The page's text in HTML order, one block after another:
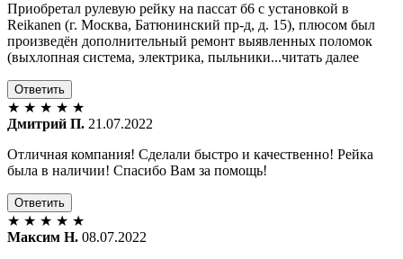
Приобретал рулевую рейку на пассат б6 с установкой в
Reikanen (г. Москва, Батюнинский пр-д, д. 15), плюсом был
произведён дополнительный ремонт выявленных поломок
(выхлопная система, электрика, пыльники...читать далее
Ответить
★ ★ ★ ★ ★
Дмитрий П. 21.07.2022
Отличная компания! Сделали быстро и качественно! Рейка
была в наличии! Спасибо Вам за помощь!
Ответить
★ ★ ★ ★ ★
Максим Н. 08.07.2022